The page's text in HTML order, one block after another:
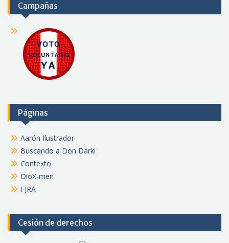
Campañas
Páginas
Aarón Ilustrador
Buscando a Don Darki
Contexto
DioX-men
FJRA
Cesión de derechos